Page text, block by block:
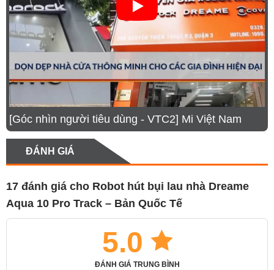
người giúp việc công nghệ, luôn sẵn sàng giữ cho
ngôi nhà bạn sạch sẽ, tinh tươm mà không cần tốn
công sức.
[Góc nhìn người tiêu dùng - VTC2] Mi Việt Nam
ĐÁNH GIÁ
17 đánh giá cho Robot hút bụi lau nhà Dreame
Aqua 10 Pro Track – Bản Quốc Tế
5.0
ĐÁNH GIÁ TRUNG BÌNH